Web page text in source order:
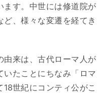
ます。中世には修道院が
、様々な変遷を経てき
由来は、古代ローマ人が
いたことにちなみ「ロマ
世紀にコンティ公がこ